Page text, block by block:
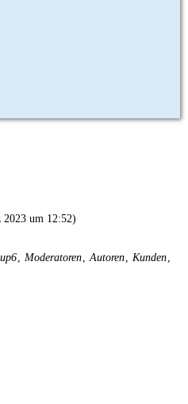
2023 um 12:52)
Moderatoren Autoren
Kunden